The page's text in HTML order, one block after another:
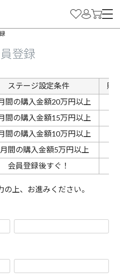
登録
ステージ設定条件 購
間の購入金額20万円以上
間の購入金額15万円以上
間の購入金額10万円以上
間の購入金額5万円以上
会員登録後すぐ！
の上、お進みください。